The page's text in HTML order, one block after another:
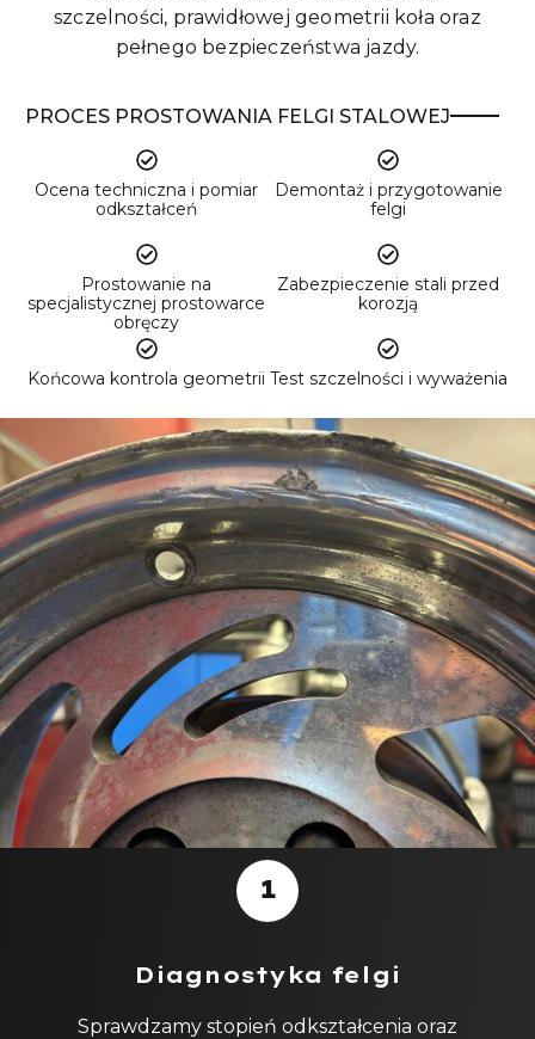
szczelności, prawidłowej geometrii koła oraz
pełnego bezpieczeństwa jazdy.
PROCES PROSTOWANIA FELGI STALOWEJ
Ocena techniczna i pomiar
odkształceń
Demontaż i przygotowanie
felgi
Prostowanie na
specjalistycznej prostowarce
obręczy
Zabezpieczenie stali przed
korozją
Końcowa kontrola geometrii Test szczelności i wyważenia
1
Diagnostyka felgi
Sprawdzamy stopień odkształcenia oraz